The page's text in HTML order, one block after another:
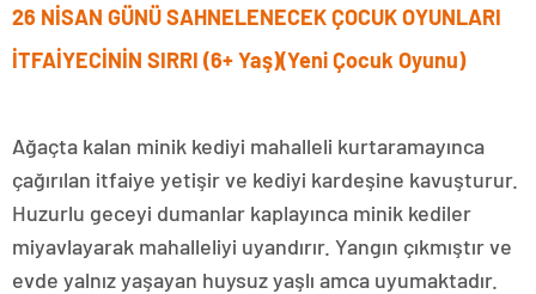
26 NİSAN GÜNÜ SAHNELENECEK ÇOCUK OYUNLARI
İTFAİYECİNİN SIRRI (6+ Yaş)(Yeni Çocuk Oyunu)
Ağaçta kalan minik kediyi mahalleli kurtaramayınca
çağırılan itfaiye yetişir ve kediyi kardeşine kavuşturur.
Huzurlu geceyi dumanlar kaplayınca minik kediler
miyavlayarak mahalleliyi uyandırır. Yangın çıkmıştır ve
evde yalnız yaşayan huysuz yaşlı amca uyumaktadır.